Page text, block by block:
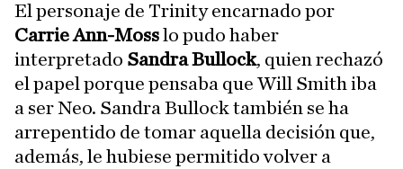
El personaje de Trinity encarnado por
Carrie Ann-Mosslo pudo haber
interpretado Sandra Bullock, quien rechazó
el papel porque pensaba que Will Smith iba
a ser Neo. Sandra Bullock también se ha
arrepentido de tomar aquella decisión que,
además, le hubiese permitido volver a